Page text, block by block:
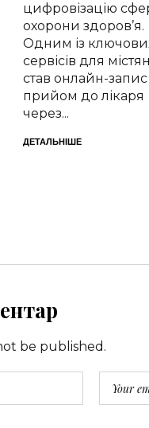
цифровізацію
охорони здоров’я.
Одним із
сервісів для містян
став онлайн-
прийом до лікаря
через...
ДЕТАЛЬНІШЕ
be published.